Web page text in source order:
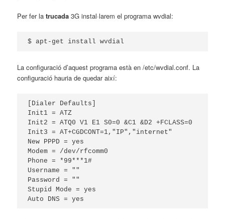
Per fer latrucada 3G instal·larem el programa wvdial:
$ apt-get install wvdial
La configuració d’aquest programa està en /etc/wvdial.conf. La
configuració hauria de quedar així:
[Dialer Defaults]
Init1 = ATZ
Init2 = ATQ0 V1 E1 S0=0 &C1 &D2 +FCLASS=0
Init3 = AT+CGDCONT=1,"IP","internet"
New PPPD = yes
Modem = /dev/rfcomm0
Phone = *99***1#
Username = ""
Password = ""
Stupid Mode = yes
Auto DNS = yes